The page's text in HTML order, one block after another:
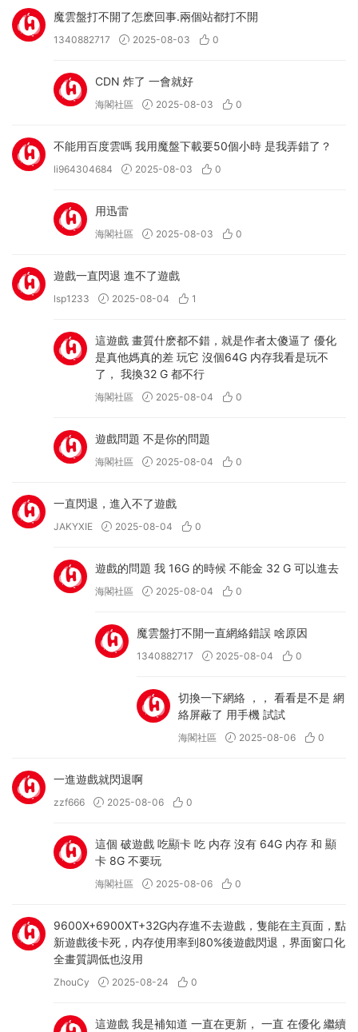
魔雲盤打不開了怎麽回事.兩個站都打不開
1340882717 2025-08-03 0
CDN 炸了 一會就好
海閣社區 2025-08-03 0
不能用百度雲嗎 我用魔盤下載要50個小時 是我弄錯了？
li964304684 2025-08-03 0
用迅雷
海閣社區 2025-08-03 0
遊戲一直閃退 進不了遊戲
lsp1233 2025-08-04 1
這遊戲 畫質什麽都不錯，就是作者太傻逼了 優化
是真他媽真的差 玩它 沒個64G 内存我看是玩不
了， 我換32 G 都不行
海閣社區 2025-08-04 0
遊戲問題 不是你的問題
海閣社區 2025-08-04 0
一直閃退，進入不了遊戲
JAKYXIE 2025-08-04 0
遊戲的問題 我 16G 的時候 不能金 32 G 可以進去
海閣社區 2025-08-04 0
魔雲盤打不開一直網絡錯誤 啥原因
1340882717 2025-08-04 0
切換一下網絡 ，， 看看是不是 網
絡屏蔽了 用手機 試試
海閣社區 2025-08-06 0
一進遊戲就閃退啊
zzf666 2025-08-06 0
這個 破遊戲 吃顯卡 吃 内存 沒有 64G 内存 和 顯
卡 8G 不要玩
海閣社區 2025-08-06 0
9600X+6900XT+32G内存進不去遊戲，隻能在主頁面，點
新遊戲後卡死，内存使用率到80%後遊戲閃退，界面窗口化
全畫質調低也沒用
ZhouCy 2025-08-24 0
這遊戲 我是補知道 一直在更新， 一直 在優化 繼續